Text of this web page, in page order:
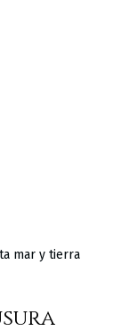
mar y tierra